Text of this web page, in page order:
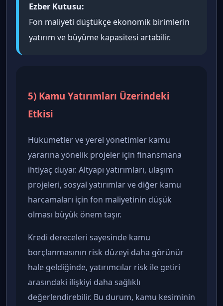
Ezber Kutusu:
Fon maliyeti düştükçe ekonomik birimlerin
yatırım ve büyüme kapasitesi artabilir.
5) Kamu Yatırımları Üzerindeki
Etkisi
Hükümetler ve yerel yönetimler kamu
yararına yönelik projeler için finansmana
ihtiyaç duyar. Altyapı yatırımları, ulaşım
projeleri, sosyal yatırımlar ve diğer kamu
harcamaları için fon maliyetinin düşük
olması büyük önem taşır.
Kredi dereceleri sayesinde kamu
borçlanmasının risk düzeyi daha görünür
hale geldiğinde, yatırımcılar risk ile getiri
arasındaki ilişkiyi daha sağlıklı
değerlendirebilir. Bu durum, kamu kesiminin